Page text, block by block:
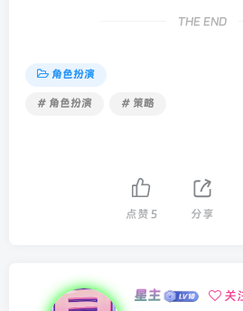
THE END
角色扮演
# 角色扮演 # 策略
点赞 5 分享
星主 关